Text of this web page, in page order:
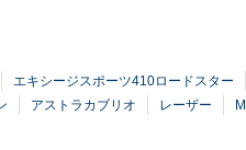
エキシージスポーツ410ロードスター
アストラカブリオ レーザー